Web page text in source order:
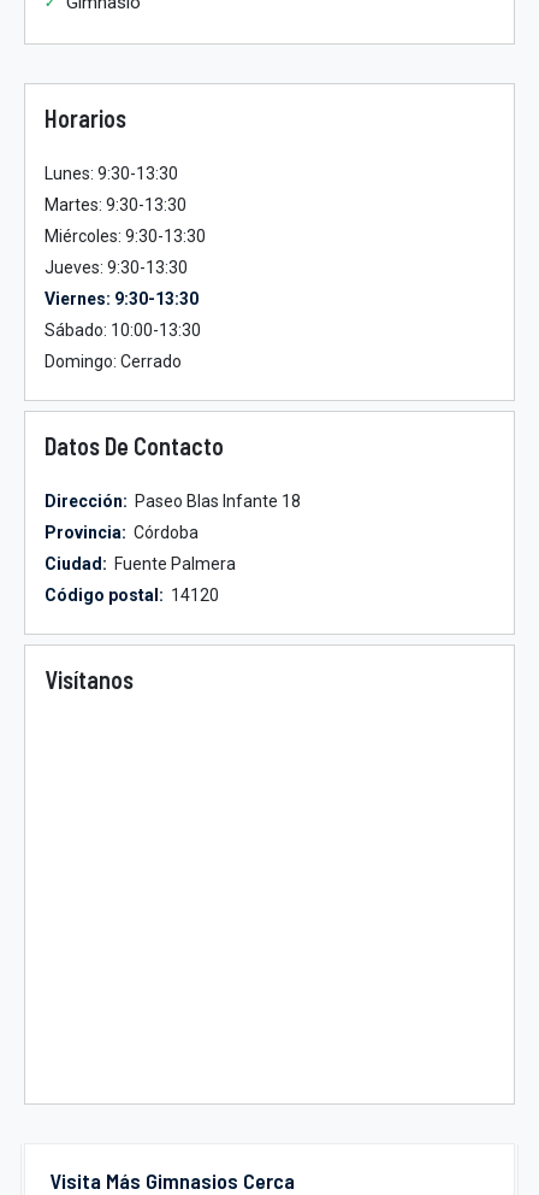
Visita Más Gimnasios Cerca
Horarios
Lunes: 9:30-13:30
Martes: 9:30-13:30
Miércoles: 9:30-13:30
Jueves: 9:30-13:30
Viernes: 9:30-13:30
Sábado: 10:00-13:30
Domingo: Cerrado
Datos De Contacto
Dirección: Paseo Blas Infante 18
Provincia: Córdoba
Ciudad: Fuente Palmera
Código postal: 14120
Visítanos